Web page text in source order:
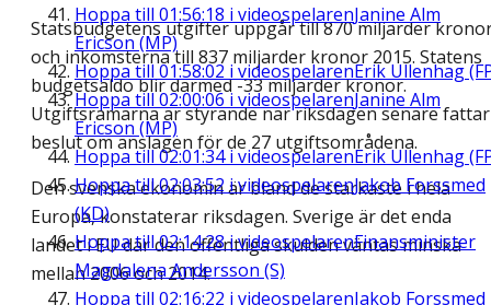
Hoppa till 01:56:18 i videospelarenJanine Alm
Ericson (MP)
Hoppa till01:58:02 i videospelarenErik Ullenhag
Hoppa till02:00:06i videospelarenJanine Alm
Ericson (MP)
Hoppa till02:01:34i videospelarenErik Ullenhag
Hoppa till02:03:52 i videospelarenJakob Forssmed
(KD)
Hoppa till02:14:28i videospelarenFinansminister
Magdalena Andersson (S)
Hoppa till 02:16:22 i videospelarenJakob Forssmed
Statsbudgetens utgifter uppgår till 870 miljarder
och inkomsterna till 837 miljarder kronor 2015. Statens
budgetsaldo blir därmed -33 miljarder kronor.
Utgiftsramarna är styrande när riksdagen senare fattar
beslut om anslagen för de 27 utgiftsområdena.
Den svenska ekonomin är bland de starkaste i hela
Europa, konstaterar riksdagen. Sverige är det enda
landet i EU där den offentliga skulden väntas minska
mellan 2006 och 2014.